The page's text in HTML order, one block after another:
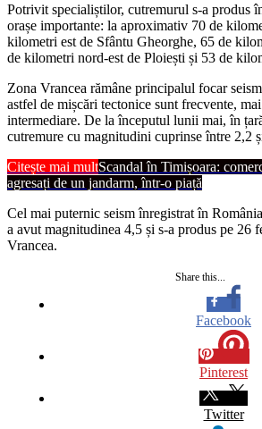
Potrivit specialiștilor, cutremurul s-a produs
orașe importante: la aproximativ 70 de
kilometri est de Sfântu Gheorghe, 65 de
de kilometri nord-est de Ploiești și 53 de
Zona Vrancea rămâne principalul focar
astfel de mișcări tectonice sunt frecvente,
intermediare. De la începutul lunii mai, în
cutremure cu magnitudini cuprinse între 2,2
Citește mai multScandal în Timișoara:
agresați de un jandarm, într-o piață
Cel mai puternic seism înregistrat în
a avut magnitudinea 4,5 și s-a produs pe 26
Vrancea.
Share this...
Facebook
Pinterest
Twitter